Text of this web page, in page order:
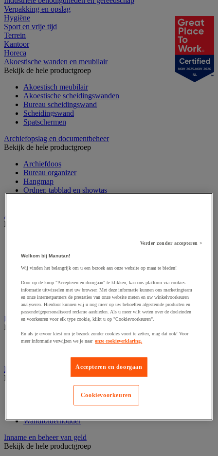
Verpakking en opslag
Hygiëne
Sport en vrije tijd
Terrein
Kantoor
Horeca
Akoestische wanden en meubilair
Bekijk de hele productgroep
Akoestisch meubilair
Akoestische scheidingswanden
Bureau scheidingswand
Scheidingswand
Spatschermen
Archiefopslag en documentbeheer
Bekijk de hele productgroep
Archiefdoos
Bureau organizer
Hangmap
Ordner, tabblad en showtas
Audiovisueel
Bekijk de hele productgroep
Dynamisch en interactief weergavesysteem
Fotocamera, videocamera en verrekijker
Projectie en videoprojectie-apparatuur
Studioverlichting en accessoires
Tv, dvd-speler en Blu-ray
Bewegwijzering en aanduidingsborden
Bekijk de hele productgroep
Deurnaambord
Folderrek en -houder
Bekijk de hele productgroep
Mobiel folderrek
Wandfolderhouder
Inname en beheer van geld
Bekijk de hele productgroep
NOV 2025-NOV 2026
NL
Verder zonder accepteren >
Welkom bij Manutan!
Wij vinden het belangrijk om u een bezoek aan onze website op maat te bieden!
Door op de knop "Accepteren en doorgaan" te klikken, kan ons platform via cookies
informatie uitwisselen met uw browser. Met deze informatie kunnen ons marketingteam
en onze internetpartners de prestaties van onze website meten en uw winkelvoorkeuren
analyseren. Hierdoor kunnen wij u nog meer op uw behoeften afgestemde producten en
passende/gepersonaliseerd reclame aanbieden. Als u meer wilt weten over de doeleinden
en voorkeuren voor elk type cookie, klikt u op "Cookievoorkeuren".
En als je ervoor kiest om je bezoek zonder cookies voort te zetten, mag dat ook! Voor
meer informatie verwijzen we je naar onze cookieverklaring.
Accepteren en doorgaan
Cookievoorkeuren